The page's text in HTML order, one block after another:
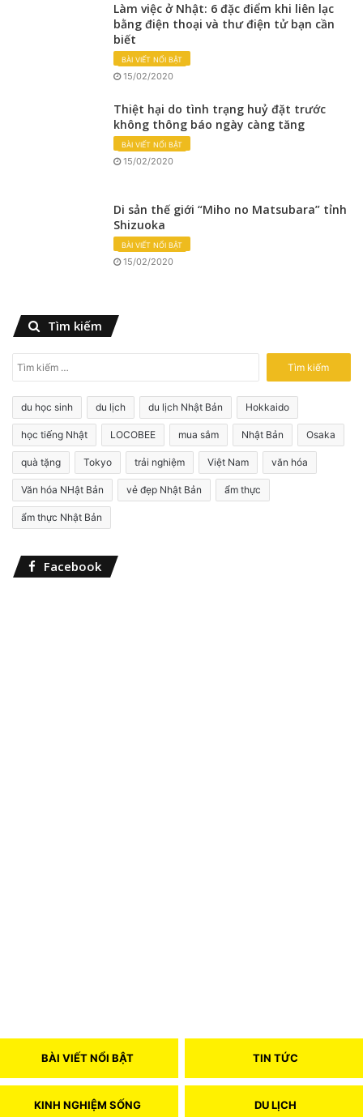
Làm việc ở Nhật: 6 đặc điểm khi liên lạc
bằng điện thoại và thư điện tử bạn cần
biết
BÀI VIẾT NỔI BẬT
15/02/2020
Thiệt hại do tình trạng huỷ đặt trước
không thông báo ngày càng tăng
BÀI VIẾT NỔI BẬT
15/02/2020
Di sản thế giới “Miho no Matsubara” tỉnh
Shizuoka
BÀI VIẾT NỔI BẬT
15/02/2020
Tìm kiếm
m
k
i
ế
c
h
du học sinh du lịch du lịch Nhật Bản Hokkaido
học tiếng Nhật LOCOBEE mua sắm Nhật Bản Osaka
quà tặng Tokyo trải nghiệm Việt Nam văn hóa
Văn hóa NHật Bản vẻ đẹp Nhật Bản ẩm thực
ẩm thực Nhật Bản
Facebook
BÀI VIẾT NỔI BẬT TIN TỨC
KINH NGHIỆM SỐNG DU LỊCH